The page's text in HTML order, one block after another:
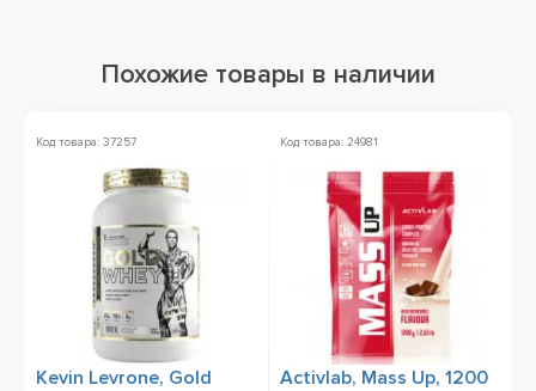
Похожие товары в наличии
Код товара: 37257
Kevin Levrone, Gold
Код товара: 24981
Activlab, Mass Up, 1200